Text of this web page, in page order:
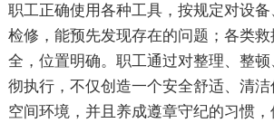
职工正确使用各种工具，按规定对设
检修，能预先发现存在的问题；各类
全，位置明确。职工通过对整理、整
彻执行，不仅创造一个安全舒适、清
空间环境，并且养成遵章守纪的习惯